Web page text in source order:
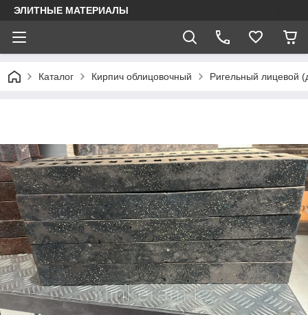
ЭЛИТНЫЕ МАТЕРИАЛЫ
Каталог Кирпич облицовочный Ригельный лицевой